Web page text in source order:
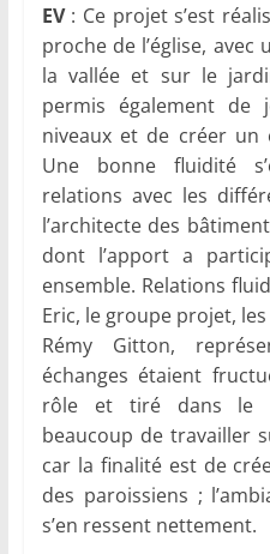
EV: Ce projet s’est
proche de l’église,
la vallée et sur le
permis également de
niveaux et de créer
Une bonne fluidité
relations avec les
l’architecte des
dont l’apport a
ensemble. Relations
Eric, le groupe projet,
Rémy Gitton,
échanges étaient
rôle et tiré dans le
beaucoup de travailler
car la finalité est de
des paroissiens ;
s’en ressent nettement.